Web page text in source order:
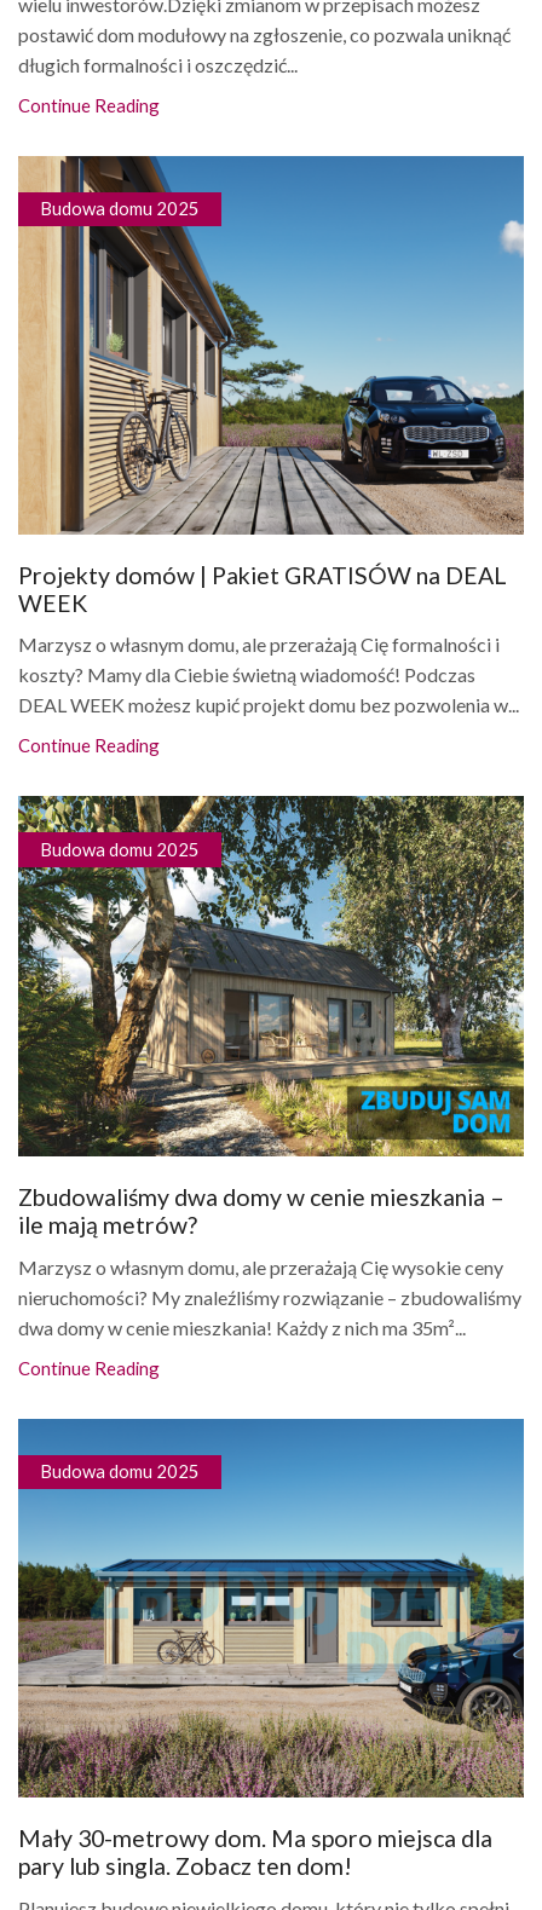
postawić dom modułowy na zgłoszenie, co pozwala uniknąć
długich formalności i oszczędzić...
Continue Reading
Budowa domu 2025
Projekty domów | Pakiet GRATISÓW na DEAL
WEEK
Marzysz o własnym domu, ale przerażają Cię formalności i
koszty? Mamy dla Ciebie świetną wiadomość! Podczas
DEAL WEEK możesz kupić projekt domu bez pozwolenia w...
Continue Reading
Budowa domu 2025
Zbudowaliśmy dwa domy w cenie mieszkania –
ile mają metrów?
Marzysz o własnym domu, ale przerażają Cię wysokie ceny
nieruchomości? My znaleźliśmy rozwiązanie – zbudowaliśmy
dwa domy w cenie mieszkania! Każdy z nich ma 35m²...
Continue Reading
Budowa domu 2025
Mały 30-metrowy dom. Ma sporo miejsca dla
pary lub singla. Zobacz ten dom!